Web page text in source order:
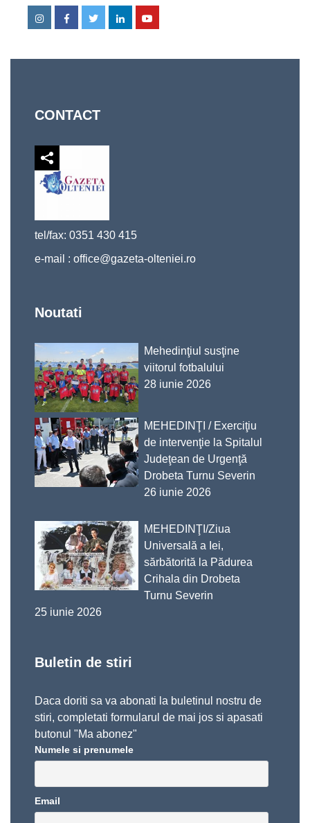
InstagramFacebookTwitterLinkedin
CONTACT
tel/fax: 0351 430 415
e-mail : office@gazeta-olteniei.ro
Noutati
Mehedinţiul susţine
viitorul fotbalului
28 iunie 2026
MEHEDINŢI / Exerciţiu
de intervenţie la Spitalul
Judeţean de Urgenţă
Drobeta Turnu Severin
26 iunie 2026
MEHEDINŢI/Ziua
Universală a Iei,
sărbătorită la Pădurea
Crihala din Drobeta
Turnu Severin
25 iunie 2026
Buletin de stiri
Daca doriti sa va abonati la buletinul nostru de
stiri, completati formularul de mai jos si apasati
butonul "Ma abonez"
Numele si prenumele
Email